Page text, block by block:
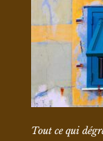
Tout ce qui